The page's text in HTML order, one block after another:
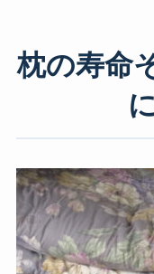
枕の寿命